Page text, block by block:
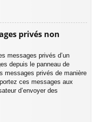
privés non
messages privés d’un
depuis le panneau de
messages privés de manière
ces messages aux
d’envoyer des